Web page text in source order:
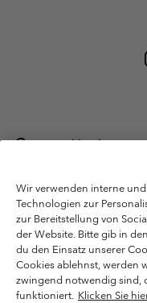
Deutschland
München Deutschland. Alle
Nutzungsbedingungen
Datenschutzerklärung
Bestimmungen und
Nutzungsbedingungen Für
Wir verwenden interne
Technologien zur
zur Bereitstellung von
der Website. Bitte gib in
du den Einsatz unserer
Cookies ablehnst, werden
zwingend notwendig sind,
funktioniert. Klicken Sie
Bitte wählen Sie